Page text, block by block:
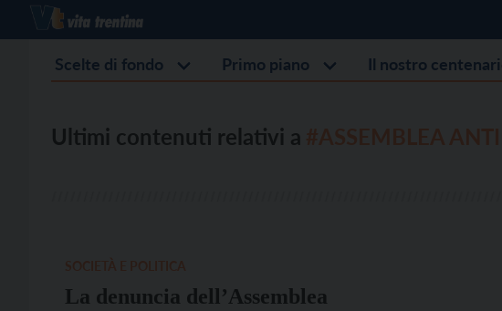
Scelte di fondo Primo piano Il nostro
Ultimi contenuti relativi a
La denuncia dell’Assemblea